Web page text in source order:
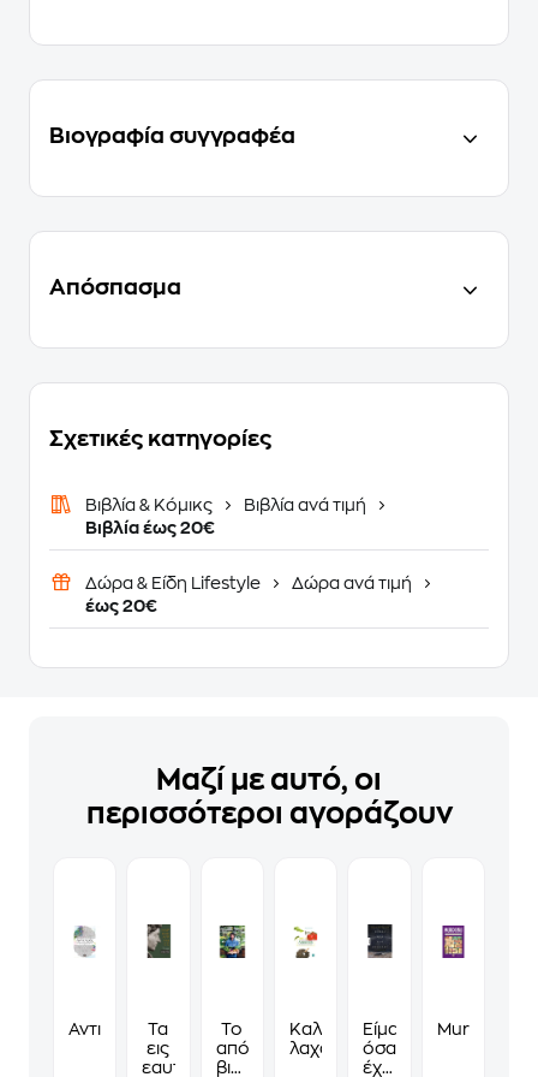
Βιογραφία συγγραφέα
Απόσπασμα
Σχετικές κατηγορίες
Βιβλία & Κόμικς
Βιβλία ανά τιμή
Βιβλία έως 20€
Δώρα & Είδη Lifestyle
Δώρα ανά τιμή
έως 20€
Μαζί με αυτό, οι
περισσότεροι αγοράζουν
ΑντιστρέςΤα
εις
εαυτόν
Το
απόλυτο
βιβλίο
Καλλιεργώ
λαχανικά
Είμαι
όσα
έχω
Murdoku